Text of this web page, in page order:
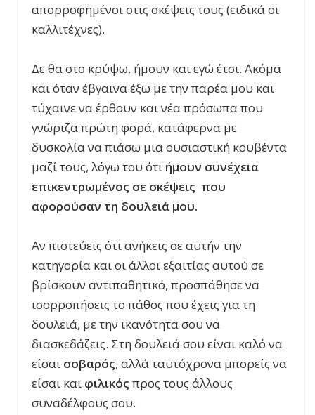
απορροφημένοι στις σκέψεις τους (ειδικά οι
καλλιτέχνες).
Δε θα στο κρύψω, ήμουν και εγώ έτσι. Ακόμα
και όταν έβγαινα έξω με την παρέα μου και
τύχαινε να έρθουν και νέα πρόσωπα που
γνώριζα πρώτη φορά, κατάφερνα με
δυσκολία να πιάσω μια ουσιαστική κουβέντα
μαζί τους, λόγω του ότι ήμουν συνέχεια
επικεντρωμένος σε σκέψεις που
αφορούσαν τη δουλειά μου.
Αν πιστεύεις ότι ανήκεις σε αυτήν την
κατηγορία και οι άλλοι εξαιτίας αυτού σε
βρίσκουν αντιπαθητικό, προσπάθησε να
ισορροπήσεις το πάθος που έχεις για τη
δουλειά, με την ικανότητα σου να
διασκεδάζεις. Στη δουλειά σου είναι καλό να
είσαι σοβαρός, αλλά ταυτόχρονα μπορείς να
είσαι και φιλικός προς τους άλλους
συναδέλφους σου.